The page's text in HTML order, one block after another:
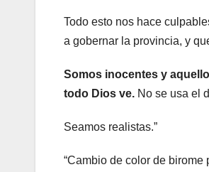
Todo esto nos hace
a gobernar la provincia, y
Somos inocentes y
todo Dios ve. No se usa el
Seamos realistas.”
“Cambio de color de